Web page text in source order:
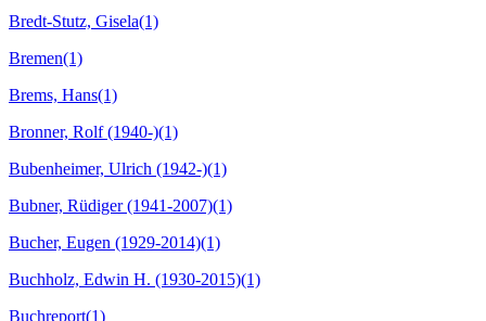
Bredt-Stutz, Gisela(1)
Bremen(1)
Brems, Hans(1)
Bronner, Rolf (1940-)(1)
Bubenheimer, Ulrich (1942-)(1)
Bubner, Rüdiger (1941-2007)(1)
Bucher, Eugen (1929-2014)(1)
Buchholz, Edwin H. (1930-2015)(1)
Buchreport(1)